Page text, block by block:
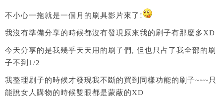
不小心一拖就是一個月的刷具影片來了!
我沒有準備分享的時候都沒有發現原來我的刷子有那麼多XD
今天分享的是我幾乎天天用的刷子們, 但也只占了我全部的刷
子不到1/2
我整理刷子的時候才發現我不斷的買到同樣功能的刷子~~~只
能說女人購物的時候雙眼都是蒙蔽的XD